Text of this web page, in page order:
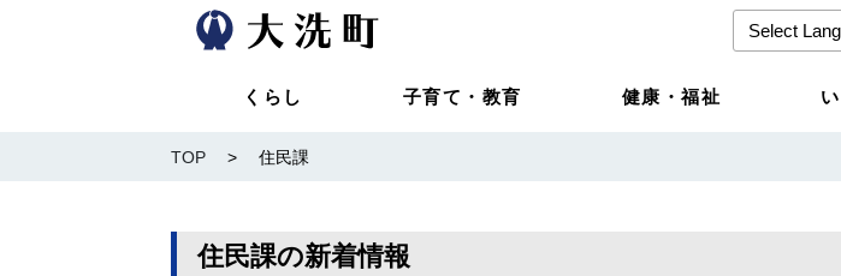
くらし 子育て・教育 健康・福祉
TOP > 住民課
住民課の新着情報